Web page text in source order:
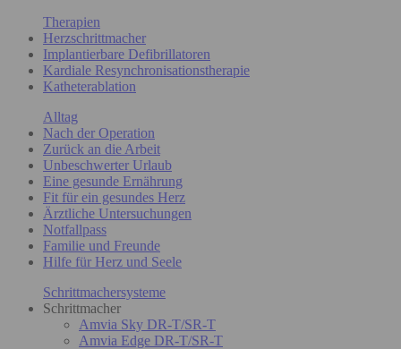
Therapien
Herzschrittmacher
Implantierbare Defibrillatoren
Kardiale Resynchronisationstherapie
Katheterablation
Alltag
Nach der Operation
Zurück an die Arbeit
Unbeschwerter Urlaub
Eine gesunde Ernährung
Fit für ein gesundes Herz
Ärztliche Untersuchungen
Notfallpass
Familie und Freunde
Hilfe für Herz und Seele
Schrittmachersysteme
Schrittmacher
Amvia Sky DR-T/SR-T
Amvia Edge DR-T/SR-T